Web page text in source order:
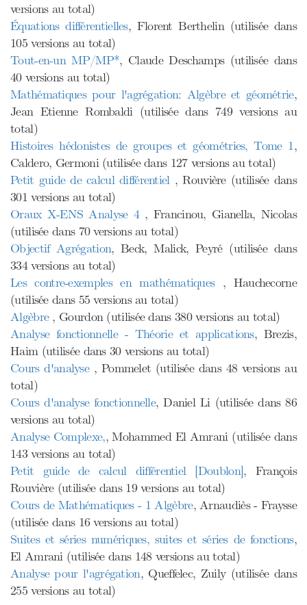
versions au total)
Équations différentielles, Florent Berthelin (utilisée dans
105 versions au total)
Tout-en-un MP/MP*, Claude Deschamps (utilisée dans
40 versions au total)
Mathématiques pour l'agrégation: Algèbre et géométrie,
Jean Etienne Rombaldi (utilisée dans 749 versions au
total)
Histoires hédonistes de groupes et géométries, Tome 1,
Caldero, Germoni (utilisée dans 127 versions au total)
Petit guide de calcul différentiel , Rouvière (utilisée dans
301 versions au total)
Oraux X-ENS Analyse 4 , Francinou, Gianella, Nicolas
(utilisée dans 70 versions au total)
Objectif Agrégation, Beck, Malick, Peyré (utilisée dans
334 versions au total)
Les contre-exemples en mathématiques , Hauchecorne
(utilisée dans 55 versions au total)
Algèbre , Gourdon (utilisée dans 380 versions au total)
Analyse fonctionnelle - Théorie et applications, Brezis,
Haim (utilisée dans 30 versions au total)
Cours d'analyse , Pommelet (utilisée dans 48 versions au
total)
Cours d'analyse fonctionnelle, Daniel Li (utilisée dans 86
versions au total)
Analyse Complexe,, Mohammed El Amrani (utilisée dans
143 versions au total)
Petit guide de calcul différentiel [Doublon], François
Rouvière (utilisée dans 19 versions au total)
Cours de Mathématiques - 1 Algèbre, Arnaudiès - Fraysse
(utilisée dans 16 versions au total)
Suites et séries numériques, suites et séries de fonctions,
El Amrani (utilisée dans 148 versions au total)
Analyse pour l'agrégation, Queffelec, Zuily (utilisée dans
255 versions au total)